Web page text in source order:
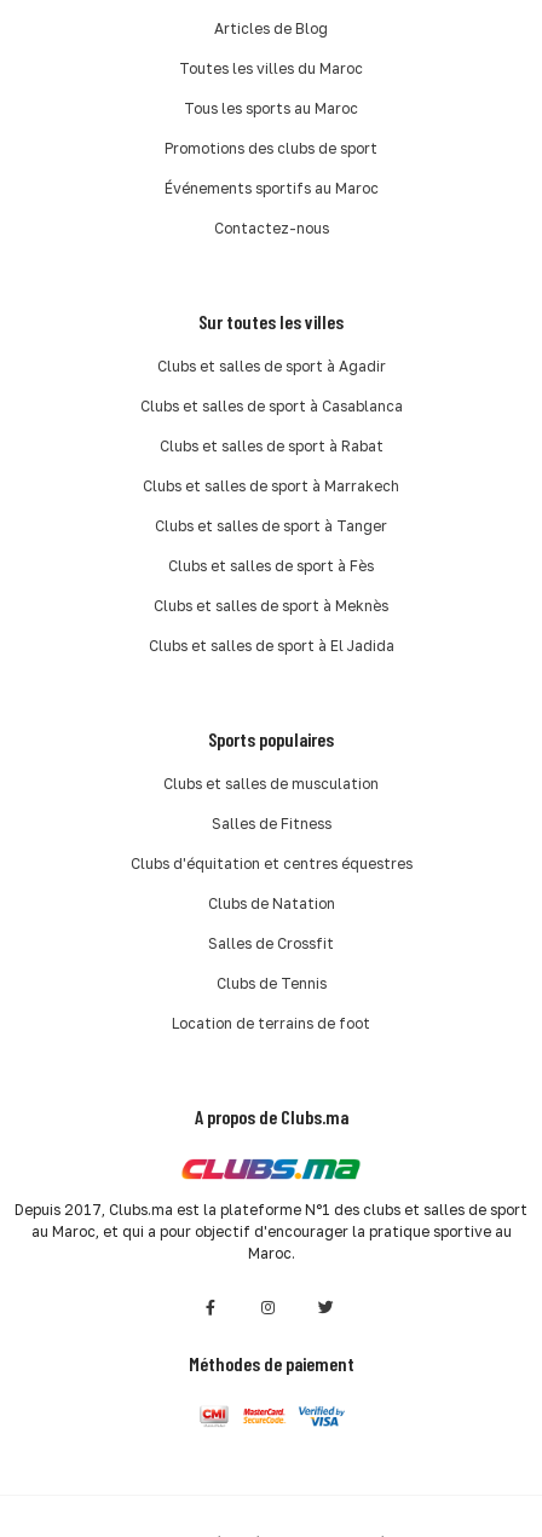
Articles de Blog
Toutes les villes du Maroc
Tous les sports au Maroc
Promotions des clubs de sport
Événements sportifs au Maroc
Contactez-nous
Sur toutes les villes
Clubs et salles de sport à Agadir
Clubs et salles de sport à Casablanca
Clubs et salles de sport à Rabat
Clubs et salles de sport à Marrakech
Clubs et salles de sport à Tanger
Clubs et salles de sport à Fès
Clubs et salles de sport à Meknès
Clubs et salles de sport à El Jadida
Sports populaires
Clubs et salles de musculation
Salles de Fitness
Clubs d'équitation et centres équestres
Clubs de Natation
Salles de Crossfit
Clubs de Tennis
Location de terrains de foot
A propos de Clubs.ma
Depuis 2017, Clubs.ma est la plateforme N°1 des clubs et salles de sport
au Maroc, et qui a pour objectif d'encourager la pratique sportive au
Maroc.
Méthodes de paiement